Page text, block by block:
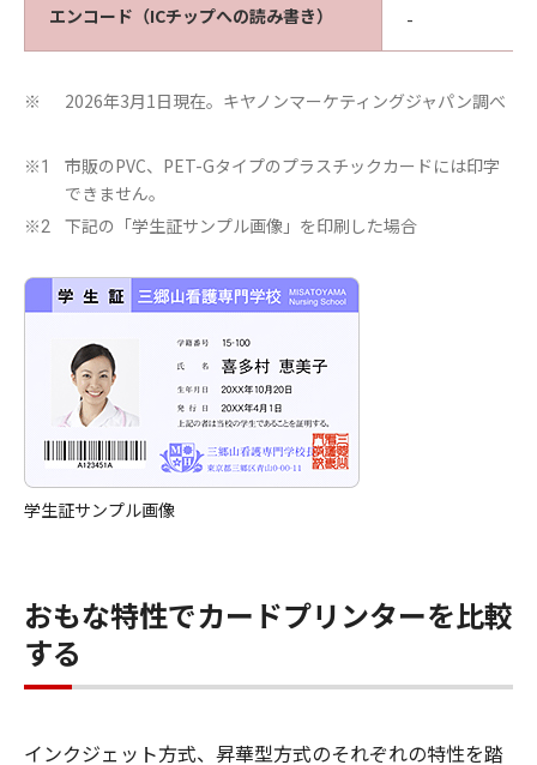
エンコード（ICチップへの読み書き） -
※ 2026年3月1日現在。キヤノンマーケティングジャパン調べ
※1
市販のPVC、PET-Gタイプのプラスチックカードには印字
できません。
※2 下記の「学生証サンプル画像」を印刷した場合
学生証サンプル画像
おもな特性でカードプリンターを比較
する
インクジェット方式、昇華型方式のそれぞれの特性を踏